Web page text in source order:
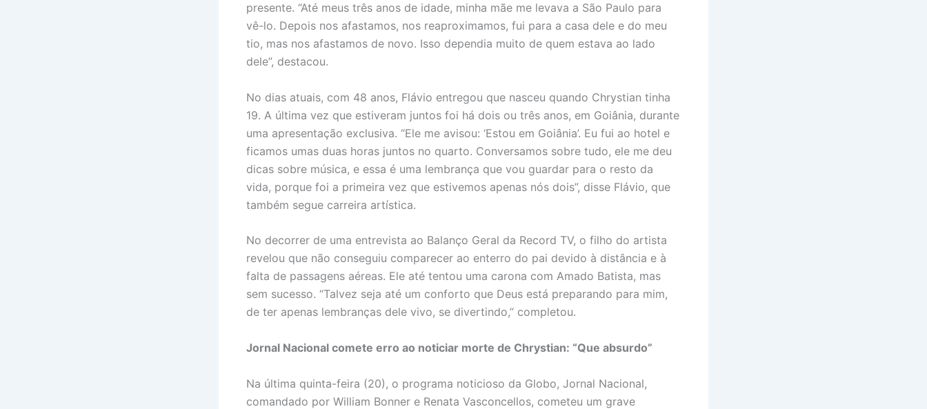
presente. “Até meus três anos de idade, minha mãe me levava a São Paulo para
vê-lo. Depois nos afastamos, nos reaproximamos, fui para a casa dele e do meu
tio, mas nos afastamos de novo. Isso dependia muito de quem estava ao lado
dele”, destacou.
No dias atuais, com 48 anos, Flávio entregou que nasceu quando Chrystian tinha
19. A última vez que estiveram juntos foi há dois ou três anos, em Goiânia, durante
uma apresentação exclusiva. “Ele me avisou: ‘Estou em Goiânia’. Eu fui ao hotel e
ficamos umas duas horas juntos no quarto. Conversamos sobre tudo, ele me deu
dicas sobre música, e essa é uma lembrança que vou guardar para o resto da
vida, porque foi a primeira vez que estivemos apenas nós dois”, disse Flávio, que
também segue carreira artística.
No decorrer de uma entrevista ao Balanço Geral da Record TV, o filho do artista
revelou que não conseguiu comparecer ao enterro do pai devido à distância e à
falta de passagens aéreas. Ele até tentou uma carona com Amado Batista, mas
sem sucesso. “Talvez seja até um conforto que Deus está preparando para mim,
de ter apenas lembranças dele vivo, se divertindo,” completou.
Jornal Nacional comete erro ao noticiar morte de Chrystian: “Que absurdo”
Na última quinta-feira (20), o programa noticioso da Globo, Jornal Nacional,
comandado por William Bonner e Renata Vasconcellos, cometeu um grave